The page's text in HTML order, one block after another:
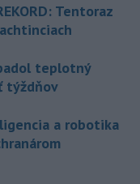
Tentoraz
teplotný
týždňov
a robotika